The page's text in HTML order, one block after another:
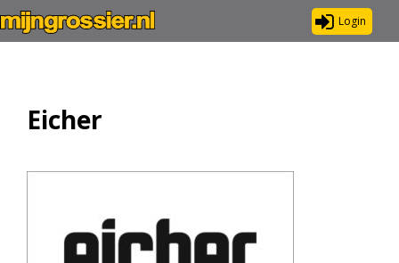
Login
Eicher